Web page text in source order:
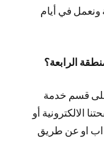
على مدار 24 ساعة ونعمل في أيام
الرابعة؟
على قسم خدمة
الالكترونية أو
اب او عن طريق